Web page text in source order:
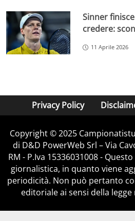
Sinner
credere:
11 Aprile 2026
Privacy Policy
Copyright © 2025
di D&D PowerWeb Srl – Via
RM - P.Iva 15336031008 -
giornalistica, in quanto viene
periodicità. Non può pertanto
editoriale ai sensi della legge